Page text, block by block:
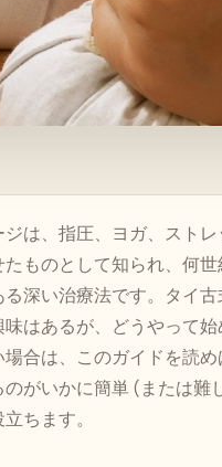
は、指圧、ヨガ、スト
ものとして知られ、何
深い治療法です。タイ
はあるが、どうやって始
合は、このガイドを読
がいかに簡単 (または難
ちます。